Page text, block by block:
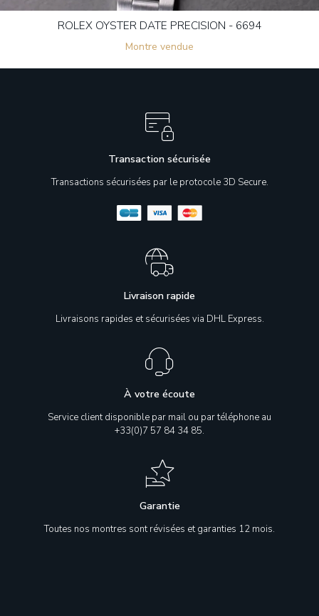
ROLEX OYSTER DATE PRECISION - 6694
Montre vendue
Transaction sécurisée
Transactions sécurisées par le protocole 3D Secure.
Livraison rapide
Livraisons rapides et sécurisées via DHL Express.
À votre écoute
Service client disponible par mail ou par téléphone au
+33(0)7 57 84 34 85.
Garantie
Toutes nos montres sont révisées et garanties 12 mois.